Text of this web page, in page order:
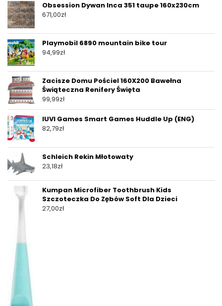
Obsession Dywan Inca 351 taupe 160x230cm
671,00zł
Playmobil 6890 mountain bike tour
94,99zł
Zacisze Domu Pościel 160X200 Bawełna
Świąteczna Renifery Święta
99,99zł
IUVI Games Smart Games Huddle Up (ENG)
82,79zł
Schleich Rekin Młotowaty
23,18zł
Kumpan Microfiber Toothbrush Kids
Szczoteczka Do Zębów Soft Dla Dzieci
27,00zł